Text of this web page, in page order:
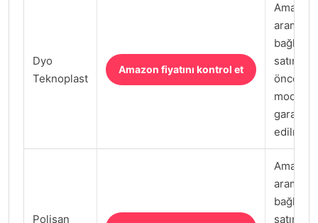
Dyo
Teknoplast
Amazon fiyatını kontrol et
arama
satın
önce
model
garanti
edilmeli.
Polisan
arama
satın